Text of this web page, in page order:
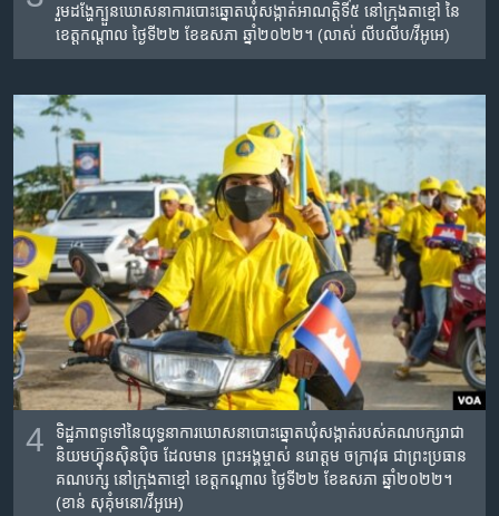
រួមដង្ហែ​​​ក្បួន​ឃោសនា​ការបោះឆ្នោតឃុំសង្កាត់​អាណត្តិ​ទី៥ នៅក្រុងតាខ្មៅ​ នៃ
ខេត្តកណ្តាល ថ្ងៃទី​២២ ខែឧសភា ឆ្នាំ២០២២​។ (លាស់​ លីប​លីប/វីអូអេ)
4
ទិដ្ឋភាព​ទូទៅ​នៃ​យុទ្ធនាការ​ឃោសនាបោះឆ្នោត​ឃុំសង្កាត់របស់​គណបក្ស​រាជា​
និយម​ហ្វ៊ុន​ស៊ិន​ប៉ិច​ ដែល​មាន​ ​​ព្រះអង្គម្ចាស់ នរោត្តម ចក្រា​វុធ​ ជា​ព្រះប្រធាន
គណបក្ស​ នៅក្រុង​តាខ្មៅ​ ខេត្តកណ្តាល ថ្ងៃទី​២២ ខែឧសភា ឆ្នាំ២០២២​។
(ខាន់​ សុគុំមនោ/វីអូអេ)